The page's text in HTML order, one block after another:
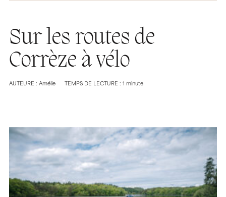
Sur les routes de
Corrèze à vélo
AUTEURE : Amélie TEMPS DE LECTURE : 1 minute